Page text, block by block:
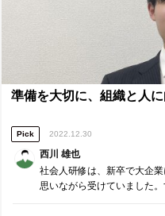
準備を大切に、組織と人
Pick 2022.12.30
西川 雄也
社会人研修は、新卒で大企
思いながら受けていました